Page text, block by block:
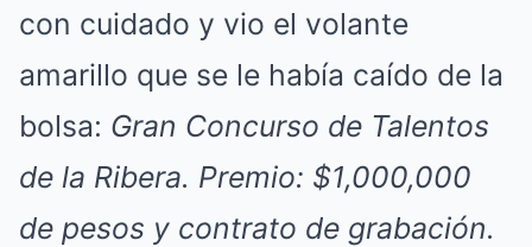
con cuidado y vio el volante
amarillo que se le había caído de la
bolsa: Gran Concurso de Talentos
de la Ribera. Premio: $1,000,000
de pesos y contrato de grabación.